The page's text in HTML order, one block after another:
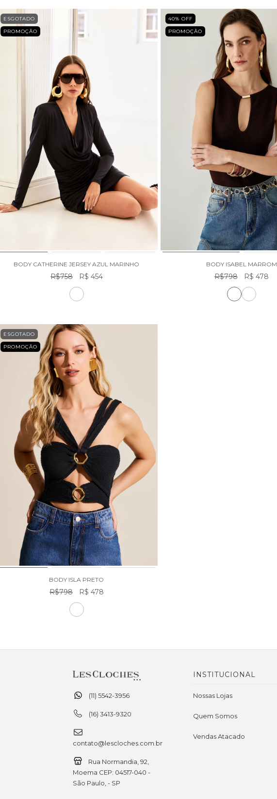
ESGOTADO
PROMOÇÃO
BODY CATHERINE JERSEY AZUL MARINHO
R$758 R$ 454
40% OFF
PROMOÇÃO
BODY ISABEL MARROM
R$798 R$ 478
ESGOTADO
PROMOÇÃO
BODY ISLA PRETO
R$798 R$ 478
(11) 5542-3956
(16) 3413-9320
contato@lescloches.com.br
Rua Normandia, 92,
Moema CEP: 04517-040 -
São Paulo, - SP
INSTITUCIONAL
Nossas Lojas
Quem Somos
Vendas Atacado